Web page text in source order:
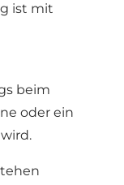
ist mit
beim
oder ein